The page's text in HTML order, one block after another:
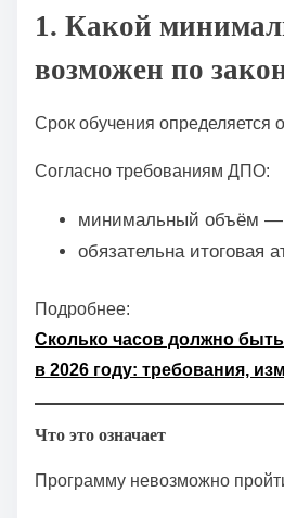
1. Какой
возможен по
Срок обучения
Согласно требованиям ДПО:
минимальный объём —
обязательна итоговая
Подробнее:
Сколько часов должно
в 2026 году: требования,
Что это означает
Программу невозможно